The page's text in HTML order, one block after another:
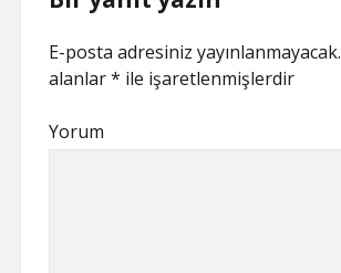
E-posta adresiniz yayınlanmayacak.
alanlar* ile işaretlenmişlerdir
Yorum